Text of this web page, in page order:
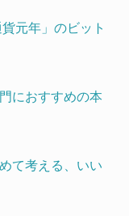
元年」のビット
におすすめの本
て考える、いい